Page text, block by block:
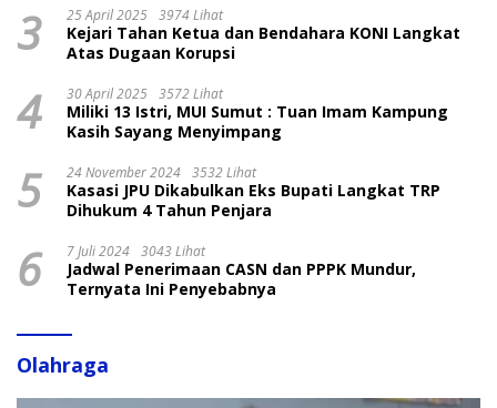
3 25 April 2025 3974 Lihat
Kejari Tahan Ketua dan Bendahara KONI Langkat
Atas Dugaan Korupsi
4 30 April 2025 3572 Lihat
Miliki 13 Istri, MUI Sumut : Tuan Imam Kampung
Kasih Sayang Menyimpang
5 24 November 2024 3532 Lihat
Kasasi JPU Dikabulkan Eks Bupati Langkat TRP
Dihukum 4 Tahun Penjara
6 7 Juli 2024 3043 Lihat
Jadwal Penerimaan CASN dan PPPK Mundur,
Ternyata Ini Penyebabnya
Olahraga